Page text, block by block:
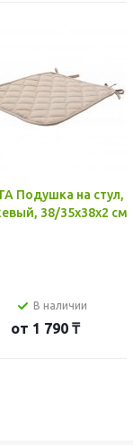
Подушка на стул,
38/35x38x2 см
В наличии
от 1 790 ₸